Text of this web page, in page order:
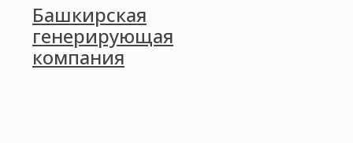
Башкирская
генерирующая
компания